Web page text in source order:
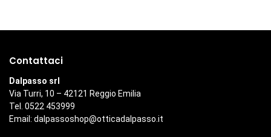
Contattaci
Dalpasso srl
Via Turri, 10 – 42121 Reggio Emilia
Tel. 0522 453999
Email: dalpassoshop@otticadalpasso.it